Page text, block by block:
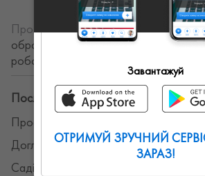
Про себе:Професійний садівник.
обробці рослин 300 грн. за балон з
роботи.
Послуги та ціни:
Проектування та дизайн
Догляд за газоном
Садівники
Завантажуй
ОТРИМУЙ ЗРУЧНИЙ
ЗАРАЗ!